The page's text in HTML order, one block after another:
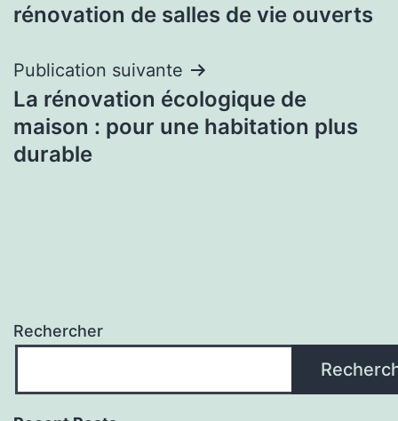
l’article
rénovation de salles de vie ouverts
Publication suivante
La rénovation écologique de
maison : pour une habitation plus
durable
Rechercher